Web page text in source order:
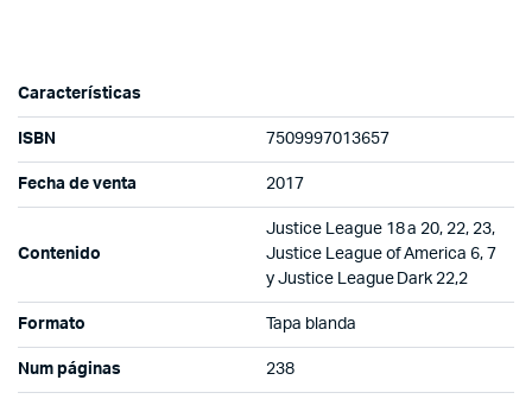
Características
ISBN 7509997013657
Fecha de venta 2017
Contenido
Justice League 18 a 20, 22, 23,
Justice League of America 6, 7
y Justice League Dark 22,2
Formato Tapa blanda
Num páginas 238